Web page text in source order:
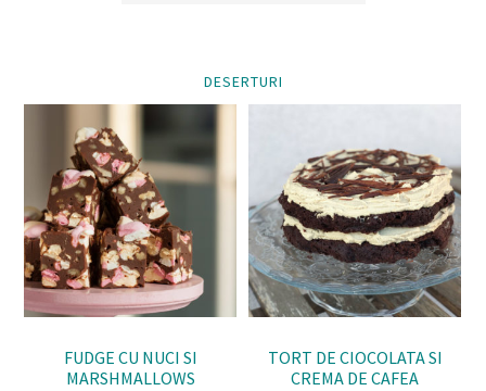
DESERTURI
FUDGE CU NUCI SI
MARSHMALLOWS
TORT DE CIOCOLATA SI
CREMA DE CAFEA